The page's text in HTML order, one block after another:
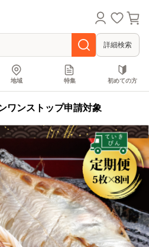
詳細検索
地域 特集 初めての方
ワンストップ申請対象